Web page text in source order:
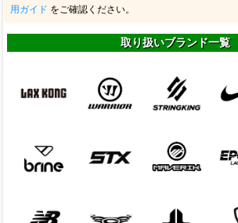
用ガイド をご確認ください。
取り扱いブランド一覧